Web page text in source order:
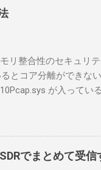
要である ICOMの無
バ側) のWindows PC
ト側) の Windows PC
ったPC 操作側で音
リモート操作を行う
アントPCまでの流れ
SerialとUSB Audio が
、CI-Vでのコマンド
リ整合性のセキュリ
とコア分離ができな
が入ってい
調べながら実施しま
管理者権限で
PowerShellが起動し
す。 pnputil /enum-
でまとめて受信